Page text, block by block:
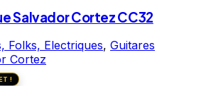
Salvador Cortez CC32
Folks, Electriques, Guitares
Cortez
!